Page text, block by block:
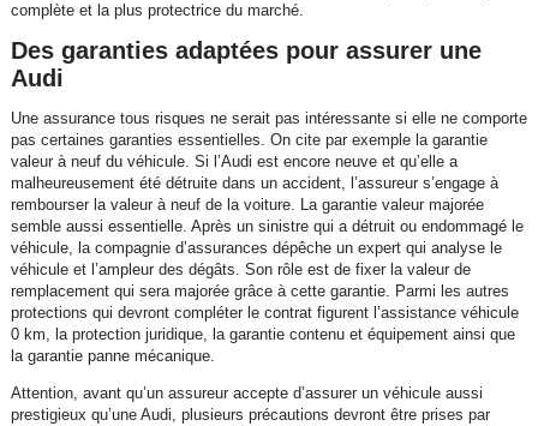
complète et la plus protectrice du marché.
Des garanties adaptées pour assurer une
Audi
Une assurance tous risques ne serait pas intéressante si elle ne comporte
pas certaines garanties essentielles. On cite par exemple la garantie
valeur à neuf du véhicule. Si l’Audi est encore neuve et qu’elle a
malheureusement été détruite dans un accident, l’assureur s’engage à
rembourser la valeur à neuf de la voiture. La garantie valeur majorée
semble aussi essentielle. Après un sinistre qui a détruit ou endommagé le
véhicule, la compagnie d’assurances dépêche un expert qui analyse le
véhicule et l’ampleur des dégâts. Son rôle est de fixer la valeur de
remplacement qui sera majorée grâce à cette garantie. Parmi les autres
protections qui devront compléter le contrat figurent l’assistance véhicule
0 km, la protection juridique, la garantie contenu et équipement ainsi que
la garantie panne mécanique.
Attention, avant qu’un assureur accepte d’assurer un véhicule aussi
prestigieux qu’une Audi, plusieurs précautions devront être prises par